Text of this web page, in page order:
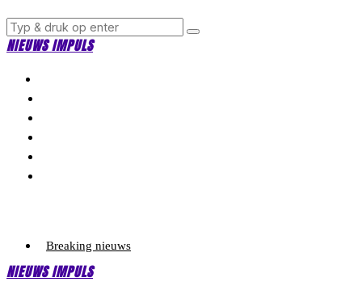
NIEUWS IMPULS
Breaking nieuws
NIEUWS IMPULS